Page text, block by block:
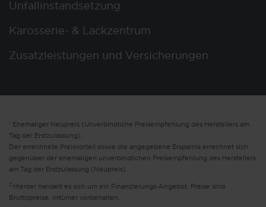
Unfallinstandsetzung
Karosserie- & Lackzentrum
Zusatzleistungen und Versicherungen
1 Ehemaliger Neupreis (Unverbindliche Preisempfehlung des Herstellers am
Tag der Erstzulassung).
Der errechnete Preisvorteil sowie die angegebene Ersparnis errechnet sich
gegenüber der ehemaligen unverbindlichen Preisempfehlung des Herstellers
am Tag der Erstzulassung (Neupreis).
2 Hierbei handelt es sich um ein Finanzierungs-Angebot. Preise sind
Bruttopreise. Irrtümer vorbehalten.